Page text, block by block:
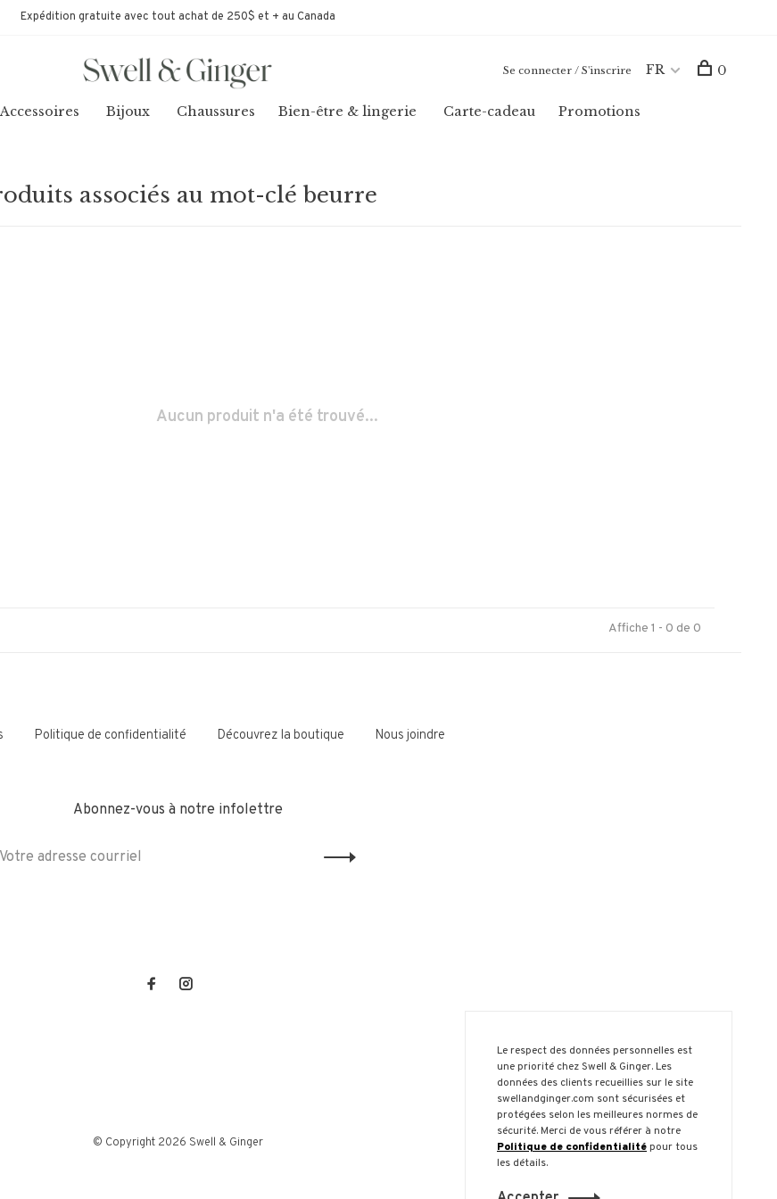
Expédition gratuite avec tout achat de 250$ et + au Canada
Accessoires Bijoux Chaussures Bien-être & lingerie Carte-cadeau
Promotions
Se connecter / S'inscrire FR 0
associés au mot-clé beurre
Aucun produit n'a été trouvé...
Affiche 1 - 0 de 0
Politique de confidentialité Découvrez la boutique Nous joindre
Abonnez-vous à notre infolettre
© Copyright 2026 Swell & Ginger
Le respect des données personnelles est
une priorité chez Swell & Ginger. Les
données des clients recueillies sur le site
swellandginger.com sont sécurisées et
protégées selon les meilleures normes de
sécurité. Merci de vous référer à notre
Politique de confidentialitépour tous
les détails.